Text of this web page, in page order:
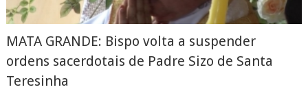
MATA GRANDE: Bispo volta a suspender
ordens sacerdotais de Padre Sizo de Santa
Teresinha